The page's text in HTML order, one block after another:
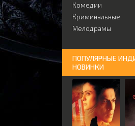
Комедии
Криминальные
Мелодрамы
ПОПУЛЯРНЫЕ
НОВИНКИ